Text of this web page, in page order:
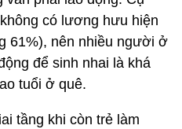
có lương hưu hiện
61%), nên nhiều người ở
để sinh nhai là khá
tuổi ở quê.
tầng khi còn trẻ làm